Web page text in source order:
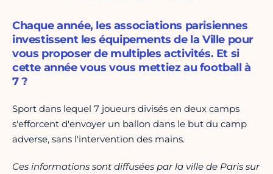
Chaque année, les associations parisiennes
investissent les équipements de la Ville pour
vous proposer de multiples activités. Et si
cette année vous vous mettiez au football à
7 ?
Sport dans lequel 7 joueurs divisés en deux camps
s'efforcent d'envoyer un ballon dans le but du camp
adverse, sans l'intervention des mains.
Ces informations sont diffusées par la ville de Paris sur